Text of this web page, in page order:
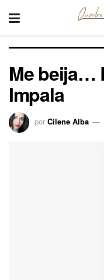
Me beija…
Impala
por Cilene Alba